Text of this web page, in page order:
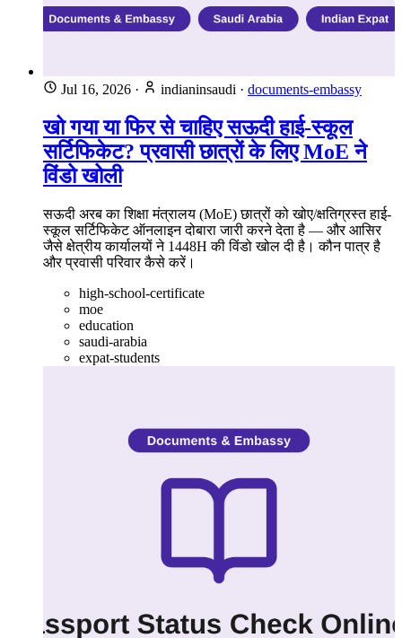
Jul 16, 2026 · indianinsaudi · documents-embassy
खो गया या फिर से चाहिए सऊदी हाई-स्कूल
सर्टिफिकेट? प्रवासी छात्रों के लिए MoE ने
विंडो खोली
सऊदी अरब का शिक्षा मंत्रालय (MoE) छात्रों को खोए/क्षतिग्रस्त हाई-
स्कूल सर्टिफिकेट ऑनलाइन दोबारा जारी करने देता है — और आसिर
जैसे क्षेत्रीय कार्यालयों ने 1448H की विंडो खोल दी है। कौन पात्र है
और प्रवासी परिवार कैसे करें।
high-school-certificate
moe
education
saudi-arabia
expat-students